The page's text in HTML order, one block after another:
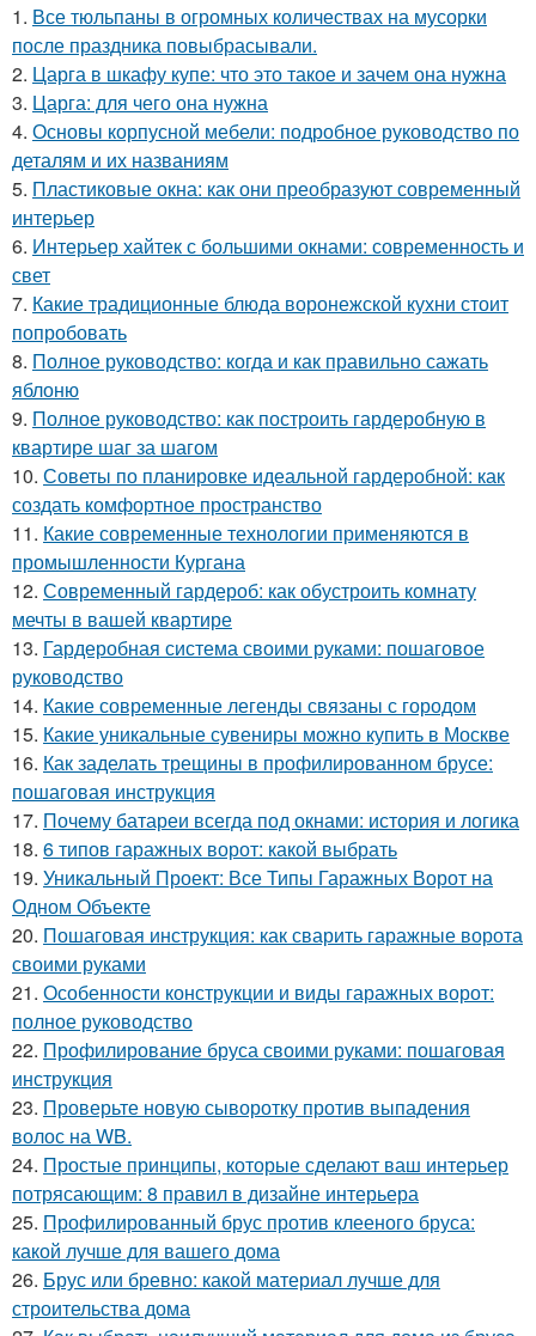
1. Все тюльпаны в огромных количествах на мусорки
после праздника повыбрасывали.
2. Царга в шкафу купе: что это такое и зачем она нужна
3. Царга: для чего она нужна
4. Основы корпусной мебели: подробное руководство по
деталям и их названиям
5. Пластиковые окна: как они преобразуют современный
интерьер
6. Интерьер хайтек с большими окнами: современность и
свет
7. Какие традиционные блюда воронежской кухни стоит
попробовать
8. Полное руководство: когда и как правильно сажать
яблоню
9. Полное руководство: как построить гардеробную в
квартире шаг за шагом
10. Советы по планировке идеальной гардеробной: как
создать комфортное пространство
11. Какие современные технологии применяются в
промышленности Кургана
12. Современный гардероб: как обустроить комнату
мечты в вашей квартире
13. Гардеробная система своими руками: пошаговое
руководство
14. Какие современные легенды связаны с городом
15. Какие уникальные сувениры можно купить в Москве
16. Как заделать трещины в профилированном брусе:
пошаговая инструкция
17. Почему батареи всегда под окнами: история и логика
18. 6 типов гаражных ворот: какой выбрать
19. Уникальный Проект: Все Типы Гаражных Ворот на
Одном Объекте
20. Пошаговая инструкция: как сварить гаражные ворота
своими руками
21. Особенности конструкции и виды гаражных ворот:
полное руководство
22. Профилирование бруса своими руками: пошаговая
инструкция
23. Проверьте новую сыворотку против выпадения
волос на WB.
24. Простые принципы, которые сделают ваш интерьер
потрясающим: 8 правил в дизайне интерьера
25. Профилированный брус против клееного бруса:
какой лучше для вашего дома
26. Брус или бревно: какой материал лучше для
строительства дома